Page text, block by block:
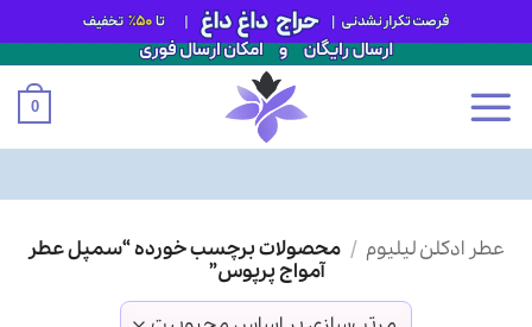
0
عطر ادکلن لیلیوم / محصولات برچسب خورده “سمپل عطر
آمواج پرپوس”